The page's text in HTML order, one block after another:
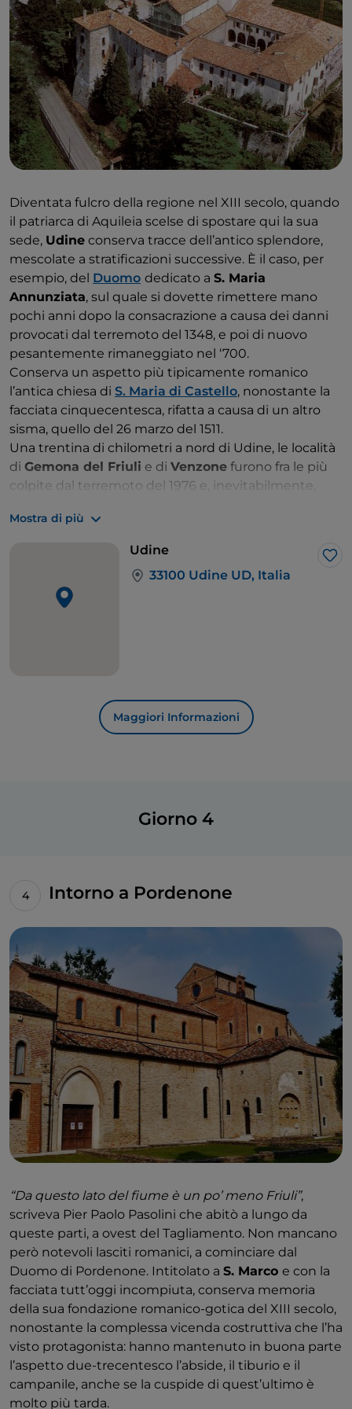
Diventata fulcro della regione nel XIII secolo, quando
il patriarca di Aquileia scelse di spostare qui la sua
sede, Udine conserva tracce dell’antico splendore,
mescolate a stratificazioni successive. È il caso, per
esempio, del Duomo dedicato a S. Maria
Annunziata, sul quale si dovette rimettere mano
pochi anni dopo la consacrazione a causa dei danni
provocati dal terremoto del 1348, e poi di nuovo
pesantemente rimaneggiato nel ‘700.
Conserva un aspetto più tipicamente romanico
l’antica chiesa di S. Maria di Castello, nonostante la
facciata cinquecentesca, rifatta a causa di un altro
sisma, quello del 26 marzo del 1511.
Una trentina di chilometri a nord di Udine, le località
di Gemona del Friuli e di Venzone furono fra le più
colpite dal terremoto del 1976 e, inevitabilmente,
S. Maria Assunta
, dedicato a S. Andrea Apostolo
innovative, sono oggi assurti a simbolo della tenacia
dei friulani.
l’abbazia si raccoglie intorno allachiesa di S. Pietro
, edificata all'inizio dell'XI secolo secondo
monumento romanico della provincia di Udine, la
più tardi dai sanguinosi combattimenti della Prima
guerra mondiale.
Mostra di più
Udine
33100 Udine UD, Italia
Maggiori Informazioni
Giorno 4
Intorno a Pordenone
“Da questo lato del fiume è un po’ meno Friuli”,
scriveva Pier Paolo Pasolini che abitò a lungo da
queste parti, a ovest del Tagliamento. Non mancano
però notevoli lasciti romanici, a cominciare dal
Duomo di Pordenone. Intitolato a S. Marco e con la
facciata tutt’oggi incompiuta, conserva memoria
della sua fondazione romanico-gotica del XIII secolo,
nonostante la complessa vicenda costruttiva che l’ha
visto protagonista: hanno mantenuto in buona parte
l’aspetto due-trecentesco l’abside, il tiburio e il
campanile, anche se la cuspide di quest’ultimo è
molto più tarda.